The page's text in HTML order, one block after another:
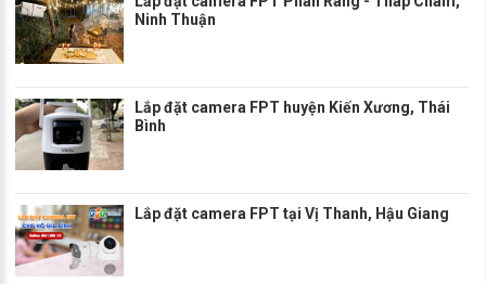
Ninh Thuận
Lắp đặt camera FPT huyện Kiến Xương, Thái
Bình
Lắp đặt camera FPT tại Vị Thanh, Hậu Giang